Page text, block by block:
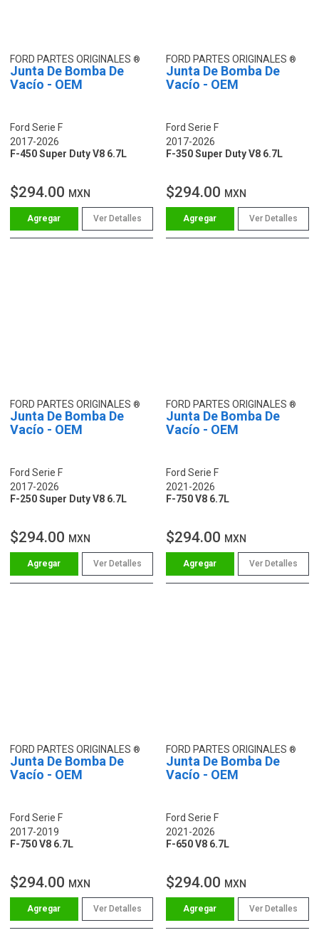
FORD PARTES ORIGINALES
Junta De Bomba De
Vacío - OEM
Ford Serie F
2017-2026
F-450 Super Duty V8 6.7L
$294.00 MXN
Ver Detalles
FORD PARTES ORIGINALES
Junta De Bomba De
Vacío - OEM
Ford Serie F
2017-2026
F-350 Super Duty V8 6.7L
$294.00 MXN
Ver Detalles
FORD PARTES ORIGINALES
Junta De Bomba De
Vacío - OEM
Ford Serie F
2017-2026
F-250 Super Duty V8 6.7L
$294.00 MXN
Ver Detalles
FORD PARTES ORIGINALES
Junta De Bomba De
Vacío - OEM
Ford Serie F
2021-2026
F-750 V8 6.7L
$294.00 MXN
Ver Detalles
FORD PARTES ORIGINALES
Junta De Bomba De
Vacío - OEM
Ford Serie F
2017-2019
F-750 V8 6.7L
$294.00 MXN
Ver Detalles
FORD PARTES ORIGINALES
Junta De Bomba De
Vacío - OEM
Ford Serie F
2021-2026
F-650 V8 6.7L
$294.00 MXN
Ver Detalles